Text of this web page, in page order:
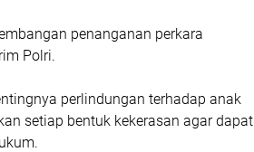
penanganan perkara
Polri.
perlindungan terhadap anak
setiap bentuk kekerasan agar dapat